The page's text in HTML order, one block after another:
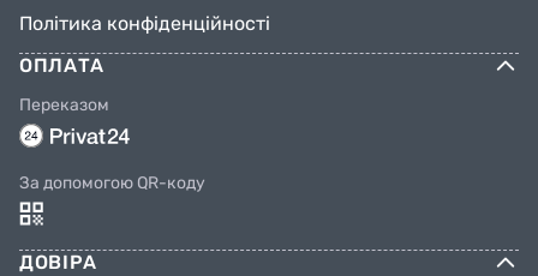
Політика конфіденційності
ОПЛАТА
Переказом
За допомогою QR-коду
ДОВІРА